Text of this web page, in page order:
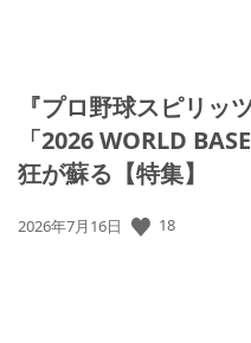
『プロ野球スピリッ
「2026 WORLD
狂が蘇る【特集】
公
2026年7月16日 18